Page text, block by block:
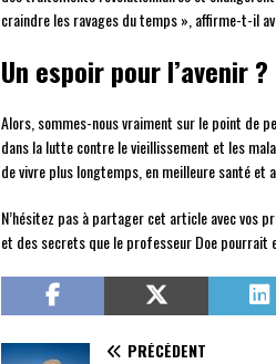
craindre les ravages du temps », affirme-t-il
Un espoir pour l’avenir ?
Alors, sommes-nous vraiment sur le point de
dans la lutte contre le vieillissement et les
de vivre plus longtemps, en meilleure santé et
N’hésitez pas à partager cet article avec vos
et des secrets que le professeur Doe pourrait
PRÉCÉDENT